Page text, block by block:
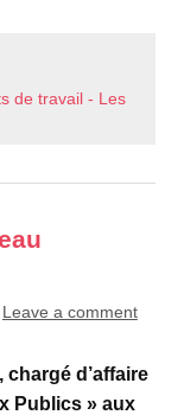
de travail - Les
Leave a comment
chargé d’affaire
Publics » aux